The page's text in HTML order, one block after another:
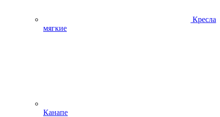
Кресла
мягкие
Канапе